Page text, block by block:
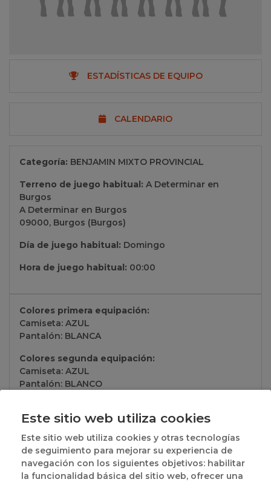
ESTADÍSTICAS DE EQUIPO
CALENDARIO
Categoría: BENJAMIN MIXTO PROVINCIAL
Terreno de juego habitual: A Determinar en
Burgos
A Determinar en Burgos
09000, Burgos (Burgos)
Día de juego habitual: Domingo
Hora de juego habitual: 00:00
Colores primera equipación:
Camiseta: AZUL
Pantalón: BLANCA
Colores segunda equipación:
Camiseta: AZUL
Pantalón: BLANCO
San Pablo Burgos S.a.d.
Grupos a los que pertenece
Este sitio web utiliza cookies
Este sitio web utiliza cookies y otras tecnologías
de seguimiento para mejorar su experiencia de
navegación con los siguientes objetivos: habilitar
la funcionalidad básica del sitio web, ofrecer una